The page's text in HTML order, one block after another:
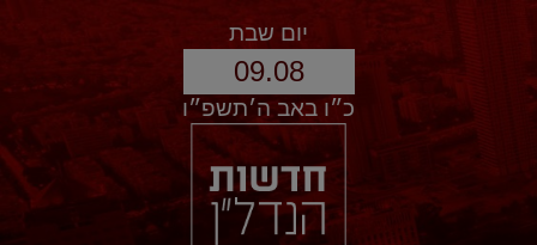
יום שבת
09.08
כ״ו באב ה׳תשפ״ו